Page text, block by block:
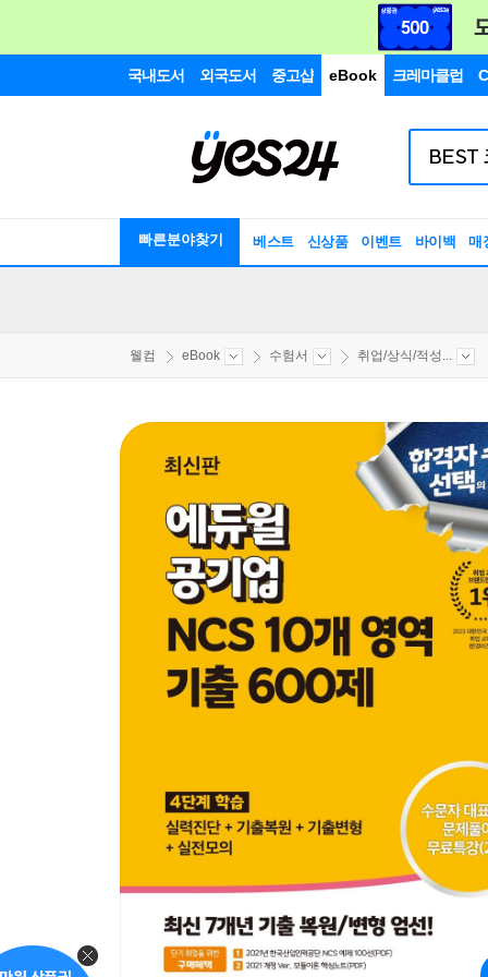
국내도서 외국도서 중고샵 eBook 크레마클럽
빠른분야찾기 베스트 신상품 이벤트 바이백 매
웰컴 eBook 수험서 취업/상식/적성...